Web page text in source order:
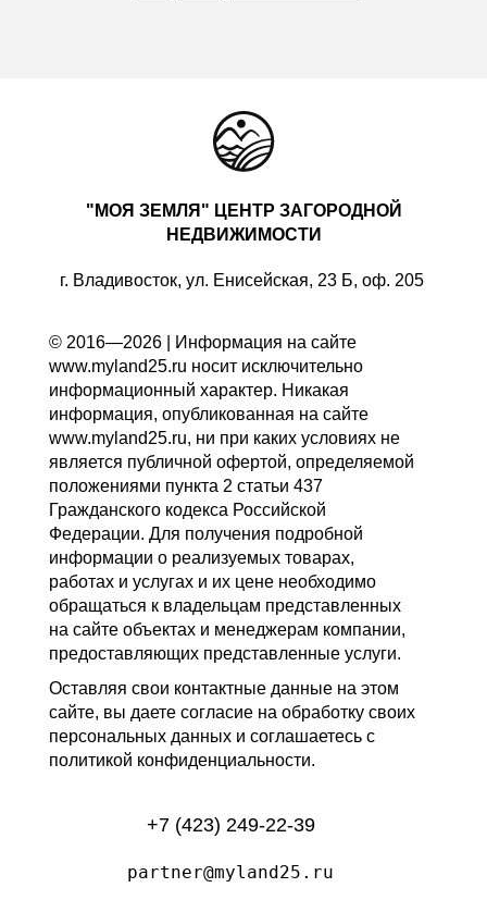
"МОЯ ЗЕМЛЯ" ЦЕНТР ЗАГОРОДНОЙ
НЕДВИЖИМОСТИ
г. Владивосток, ул. Енисейская, 23 Б, оф. 205
© 2016—2026 | Информация на сайте
www.myland25.ru носит исключительно
информационный характер. Никакая
информация, опубликованная на сайте
www.myland25.ru, ни при каких условиях не
является публичной офертой, определяемой
положениями пункта 2 статьи 437
Гражданского кодекса Российской
Федерации. Для получения подробной
информации о реализуемых товарах,
работах и услугах и их цене необходимо
обращаться к владельцам представленных
на сайте объектах и менеджерам компании,
предоставляющих представленные услуги.
Оставляя свои контактные данные на этом
сайте, вы даете согласие на обработку своих
персональных данных и соглашаетесь с
политикой конфиденциальности.
+7 (423) 249-22-39
partner@myland25.ru